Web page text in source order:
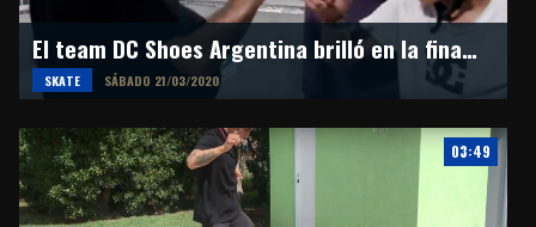
El team DC Shoes Argentina brilló en la final del Skate Summer Tour
SKATE SÁBADO 21/03/2020
03:49